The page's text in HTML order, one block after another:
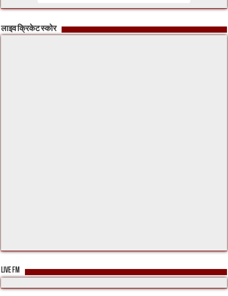
लाइव क्रिकेट स्कोर
LIVE FM